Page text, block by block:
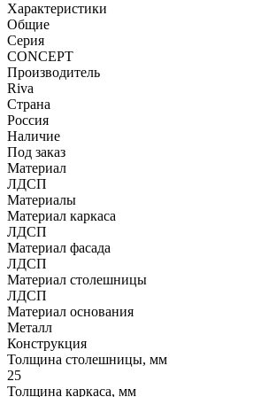
Характеристики
Общие
Серия
CONCEPT
Производитель
Riva
Страна
Россия
Наличие
Под заказ
Материал
ЛДСП
Материалы
Материал каркаса
ЛДСП
Материал фасада
ЛДСП
Материал столешницы
ЛДСП
Материал основания
Металл
Конструкция
Толщина столешницы, мм
25
Толщина каркаса, мм